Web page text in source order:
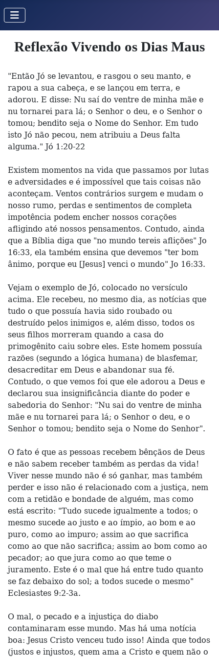
Reflexão Vivendo os Dias Maus
"Então Jó se levantou, e rasgou o seu manto, e
rapou a sua cabeça, e se lançou em terra, e
adorou. E disse: Nu saí do ventre de minha mãe e
nu tornarei para lá; o Senhor o deu, e o Senhor o
tomou; bendito seja o Nome do Senhor. Em tudo
isto Jó não pecou, nem atribuiu a Deus falta
alguma." Jó 1:20-22
Existem momentos na vida que passamos por lutas
e adversidades e é impossível que tais coisas não
aconteçam. Ventos contrários surgem e mudam o
nosso rumo, perdas e sentimentos de completa
impotência podem encher nossos corações
afligindo até nossos pensamentos. Contudo, ainda
que a Bíblia diga que "no mundo tereis aflições" Jo
16:33, ela também ensina que devemos "ter bom
ânimo, porque eu [Jesus] venci o mundo" Jo 16:33.
Vejam o exemplo de Jó, colocado no versículo
acima. Ele recebeu, no mesmo dia, as notícias que
tudo o que possuía havia sido roubado ou
destruído pelos inimigos e, além disso, todos os
seus filhos morreram quando a casa do
primogênito caiu sobre eles. Este homem possuía
razões (segundo a lógica humana) de blasfemar,
desacreditar em Deus e abandonar sua fé.
Contudo, o que vemos foi que ele adorou a Deus e
declarou sua insignificância diante do poder e
sabedoria do Senhor: "Nu sai do ventre de minha
mãe e nu tornarei para lá; o Senhor o deu, e o
Senhor o tomou; bendito seja o Nome do Senhor".
O fato é que as pessoas recebem bênçãos de Deus
e não sabem receber também as perdas da vida!
Viver nesse mundo não é só ganhar, mas também
perder e isso não é relacionado com a justiça, nem
com a retidão e bondade de alguém, mas como
está escrito: "Tudo sucede igualmente a todos; o
mesmo sucede ao justo e ao ímpio, ao bom e ao
puro, como ao impuro; assim ao que sacrifica
como ao que não sacrifica; assim ao bom como ao
pecador; ao que jura como ao que teme o
juramento. Este é o mal que há entre tudo quanto
se faz debaixo do sol; a todos sucede o mesmo"
Eclesiastes 9:2-3a.
O mal, o pecado e a injustiça do diabo
contaminaram esse mundo. Mas há uma notícia
boa: Jesus Cristo venceu tudo isso! Ainda que todos
(justos e injustos, quem ama a Cristo e quem não o